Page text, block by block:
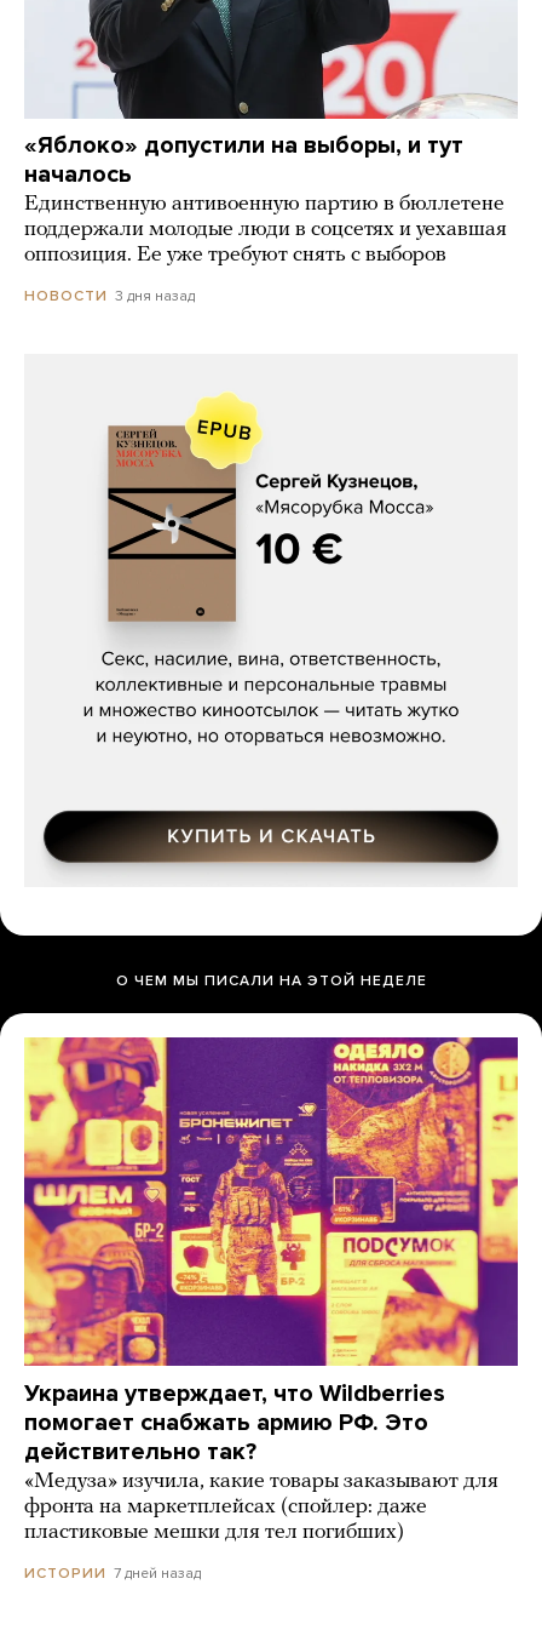
«Яблоко» допустили на выборы, и тут
началось
Единственную антивоенную партию в бюллетене
поддержали молодые люди в соцсетях и уехавшая
оппозиция. Ее уже требуют снять с выборов
НОВОСТИ 3 дня назад
Сергей Кузнецов, «Мясорубка
О ЧЕМ МЫ ПИСАЛИ НА ЭТОЙ НЕДЕЛЕ
Украина утверждает, что Wildberries
помогает снабжать армию РФ. Это
действительно так?
«Медуза» изучила, какие товары заказывают для
фронта на маркетплейсах (спойлер: даже
пластиковые мешки для тел погибших)
ИСТОРИИ 7 дней назад